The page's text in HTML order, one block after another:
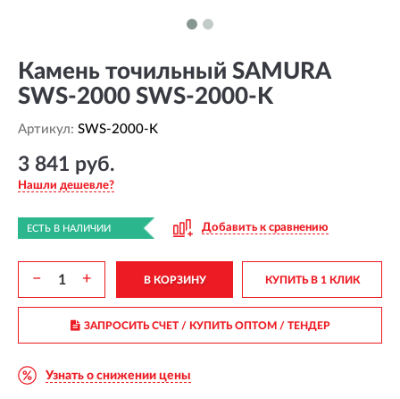
Камень точильный SAMURA
SWS-2000 SWS-2000-K
Артикул: SWS-2000-K
3 841 руб.
Нашли дешевле?
ЕСТЬ В НАЛИЧИИ Добавить к сравнению
− + В КОРЗИНУ КУПИТЬ В 1 КЛИК
ЗАПРОСИТЬ СЧЕТ / КУПИТЬ ОПТОМ/ ТЕНДЕР
Узнать о снижении цены